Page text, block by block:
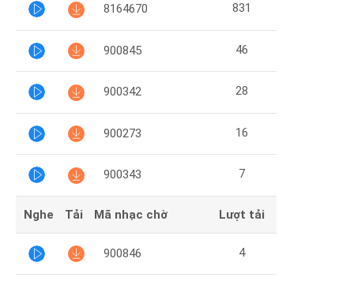
Nghiệp
8164670 831
900845 46
900342 28
900273 16
900343 7
Nghe Tải Mã nhạc chờ Lượt tải
900846 4